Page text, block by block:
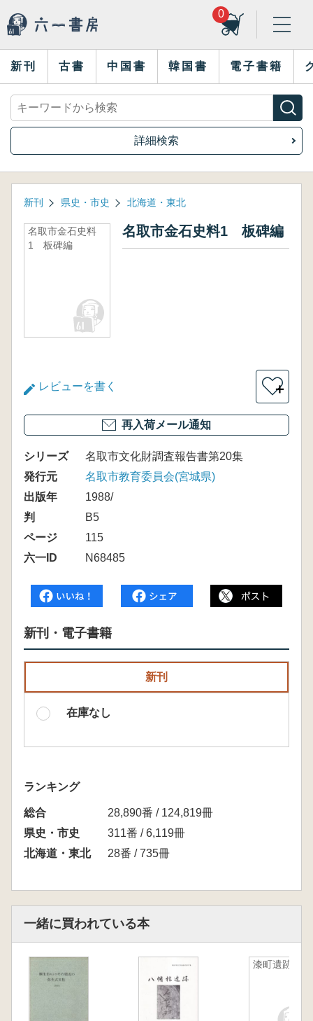
0
新刊 古書 中国書 韓国書 電子書籍
詳細検索
新刊 県史・市史 北海道・東北
名取市金石史料
1 板碑編
名取市金石史料1 板碑編
レビューを書く ＋
再入荷メール通知
シリーズ
名取市文化財調査報告書第20集
発行元
名取市教育委員会(宮城県)
出版年
1988/
判
B5
ページ
115
六一ID
N68485
新刊・電子書籍
新刊
在庫なし
ランキング
総合
28,890番 / 124,819冊
県史・市史
311番 / 6,119冊
北海道・東北
28番 / 735冊
一緒に買われている本
漆町遺跡2